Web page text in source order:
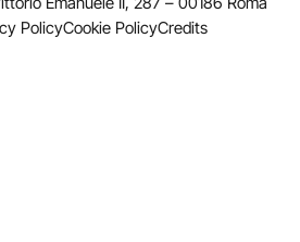
PolicyCookie PolicyCredits